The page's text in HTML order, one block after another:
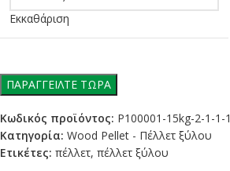
Εκκαθάριση
ΠΑΡΑΓΓΕΙΛΤΕ ΤΩΡΑ
Κωδικός προϊόντος: P100001-15kg-2-1-1-
Κατηγορία: Wood Pellet - Πέλλετ ξύλου
Ετικέτες: πέλλετ, πέλλετ ξύλου